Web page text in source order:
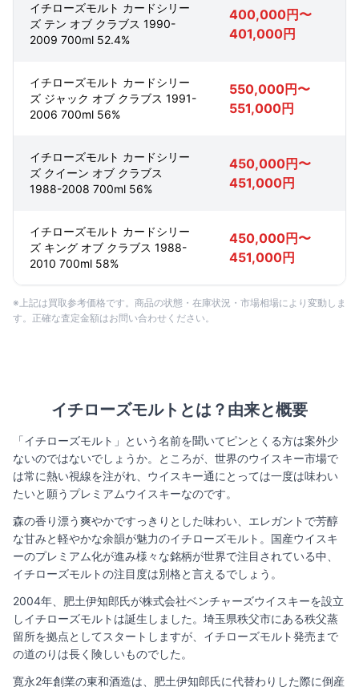
イチローズモルト カードシリー
ズ テン オブ クラブス 1990-
2009 700ml 52.4%
400,000円〜
401,000円
イチローズモルト カードシリー
ズ ジャック オブ クラブス 1991-
2006 700ml 56%
550,000円〜
551,000円
イチローズモルト カードシリー
ズ クイーン オブ クラブス
1988-2008 700ml 56%
450,000円〜
451,000円
イチローズモルト カードシリー
ズ キング オブ クラブス 1988-
2010 700ml 58%
450,000円〜
451,000円
※上記は買取参考価格です。商品の状態・在庫状況・市場相場により変動しま
す。正確な査定金額はお問い合わせください。
イチローズモルトとは？由来と概要
「イチローズモルト」という名前を聞いてピンとくる方は案外少
ないのではないでしょうか。ところが、世界のウイスキー市場で
は常に熱い視線を注がれ、ウイスキー通にとっては一度は味わい
たいと願うプレミアムウイスキーなのです。
森の香り漂う爽やかですっきりとした味わい、エレガントで芳醇
な甘みと軽やかな余韻が魅力のイチローズモルト。国産ウイスキ
ーのプレミアム化が進み様々な銘柄が世界で注目されている中、
イチローズモルトの注目度は別格と言えるでしょう。
2004年、肥土伊知郎氏が株式会社ベンチャーズウイスキーを設立
しイチローズモルトは誕生しました。埼玉県秩父市にある秩父蒸
留所を拠点としてスタートしますが、イチローズモルト発売まで
の道のりは長く険しいものでした。
寛永2年創業の東和酒造は、肥土伊知郎氏に代替わりした際に倒産